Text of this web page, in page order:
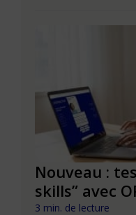
Nouveau :
skills” avec
3 min. de lecture